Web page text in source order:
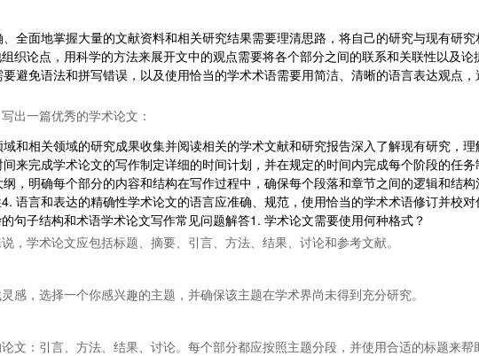
全面地掌握大量的文献资料和相关研究结果需要理清思路，将自己的研究与现有研
织论点，用科学的方法来展开文中的观点需要将各个部分之间的联系和关联性以及论
避免语法和拼写错误，以及使用恰当的学术术语需要用简洁、清晰的语言表达观点
出一篇优秀的学术论文：
和相关领域的研究成果收集并阅读相关的学术文献和研究报告深入了解现有研究，
来完成学术论文的写作制定详细的时间计划，并在规定的时间内完成每个阶段的任
，明确每个部分的内容和结构在写作过程中，确保每个段落和章节之间的逻辑和结
语言和表达的精确性学术论文的语言应准确、规范，使用恰当的学术术语修订并校
句子结构和术语学术论文写作常见问题解答1. 学术论文需要使用何种格式？
学术论文应包括标题、摘要、引言、方法、结果、讨论和参考文献。
，选择一个你感兴趣的主题，并确保该主题在学术界尚未得到充分研究。
：引言、方法、结果、讨论。每个部分都应按照主题分段，并使用合适的标题来帮